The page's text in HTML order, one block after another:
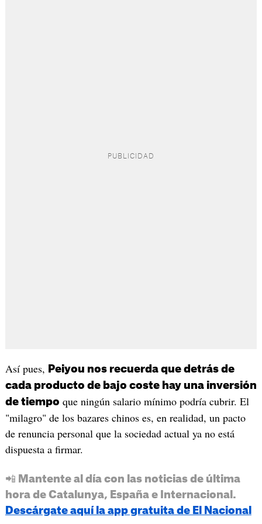
Así pues, Peiyou nos recuerda que detrás de
cada producto de bajo coste hay una inversión
de tiempo que ningún salario mínimo podría cubrir. El
"milagro" de los bazares chinos es, en realidad, un pacto
de renuncia personal que la sociedad actual ya no está
dispuesta a firmar.
📲 Mantente al día con las noticias de última
hora de Catalunya, España e Internacional.
Descárgate aquí la app gratuita de El Nacional